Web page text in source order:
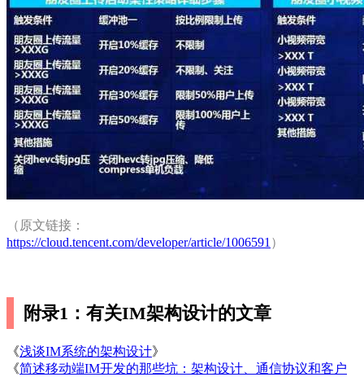
（原文链接：
https://cloud.tencent.com/developer/article/1006591 ）
附录1：有关IM架构设计的文章
《浅谈IM系统的架构设计》
《简述移动端IM开发的那些坑：架构设计、通信协议和客户